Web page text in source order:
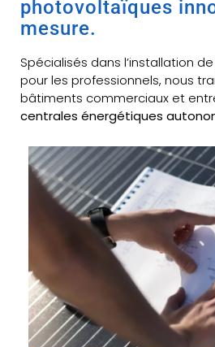
photovoltaïques
mesure.
Spécialisés dans l’installation
pour les professionnels, nous
bâtiments commerciaux et
centrales énergétiques